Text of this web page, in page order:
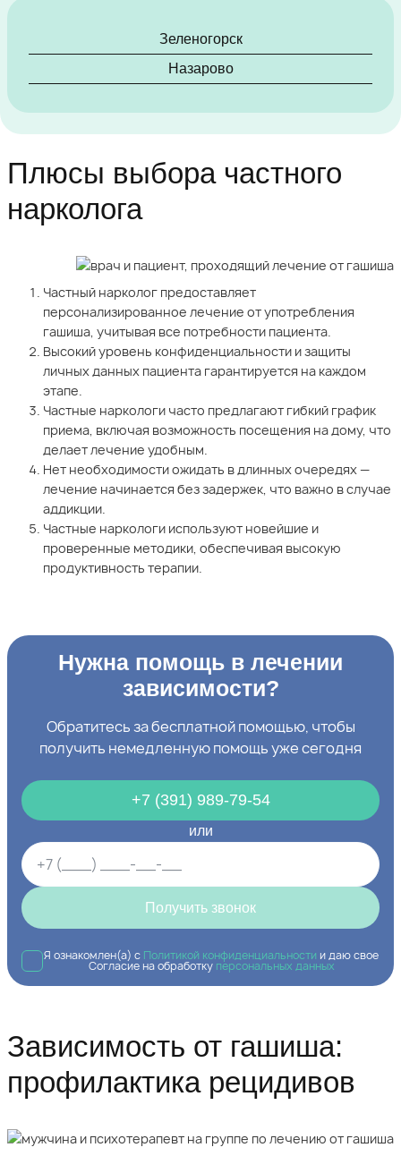
Зеленогорск
Назарово
Плюсы выбора частного
нарколога
Частный нарколог предоставляет
персонализированное лечение от употребления
гашиша, учитывая все потребности пациента.
Высокий уровень конфиденциальности и защиты
личных данных пациента гарантируется на каждом
этапе.
Частные наркологи часто предлагают гибкий график
приема, включая возможность посещения на дому, что
делает лечение удобным.
Нет необходимости ожидать в длинных очередях —
лечение начинается без задержек, что важно в случае
аддикции.
Частные наркологи используют новейшие и
проверенные методики, обеспечивая высокую
продуктивность терапии.
Нужна помощь в лечении
зависимости?
Обратитесь за бесплатной помощью, чтобы
получить немедленную помощь уже сегодня
+7 (391) 989-79-54
или
Получить звонок
Я ознакомлен(а) с Политикой конфиденциальности и даю свое
Согласие на обработку персональных данных
Зависимость от гашиша:
профилактика рецидивов